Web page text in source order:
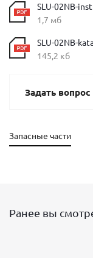
SLU-02NB-
1,7 мб
SLU-02NB-
145,2 кб
Задать вопрос
Запасные части
Ранее вы